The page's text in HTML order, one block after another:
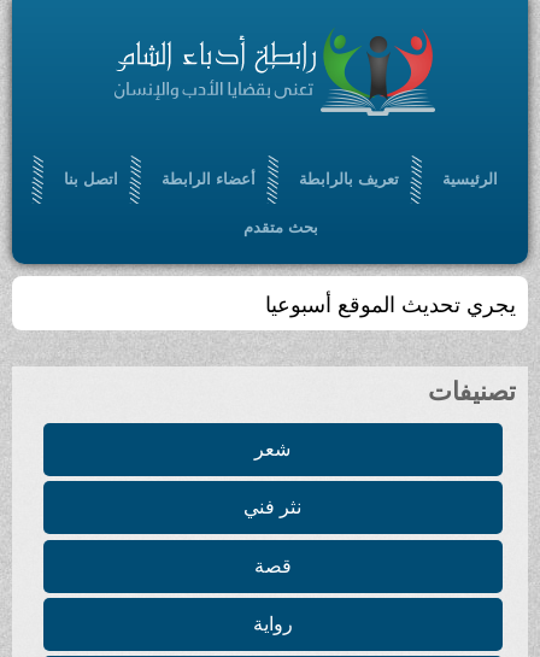
الرئيسية تعريف بالرابطة أعضاء الرابطة اتصل بنا
بحث متقدم
يجري تحديث الموقع أسبوعيا
تصنيفات
شعر
نثر فني
قصة
رواية